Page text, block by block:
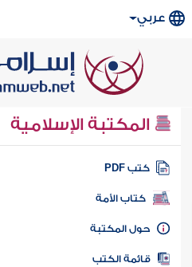
عربي
المكتبة الإسلامية
كتب PDF
كتاب الأمة
المكتبة